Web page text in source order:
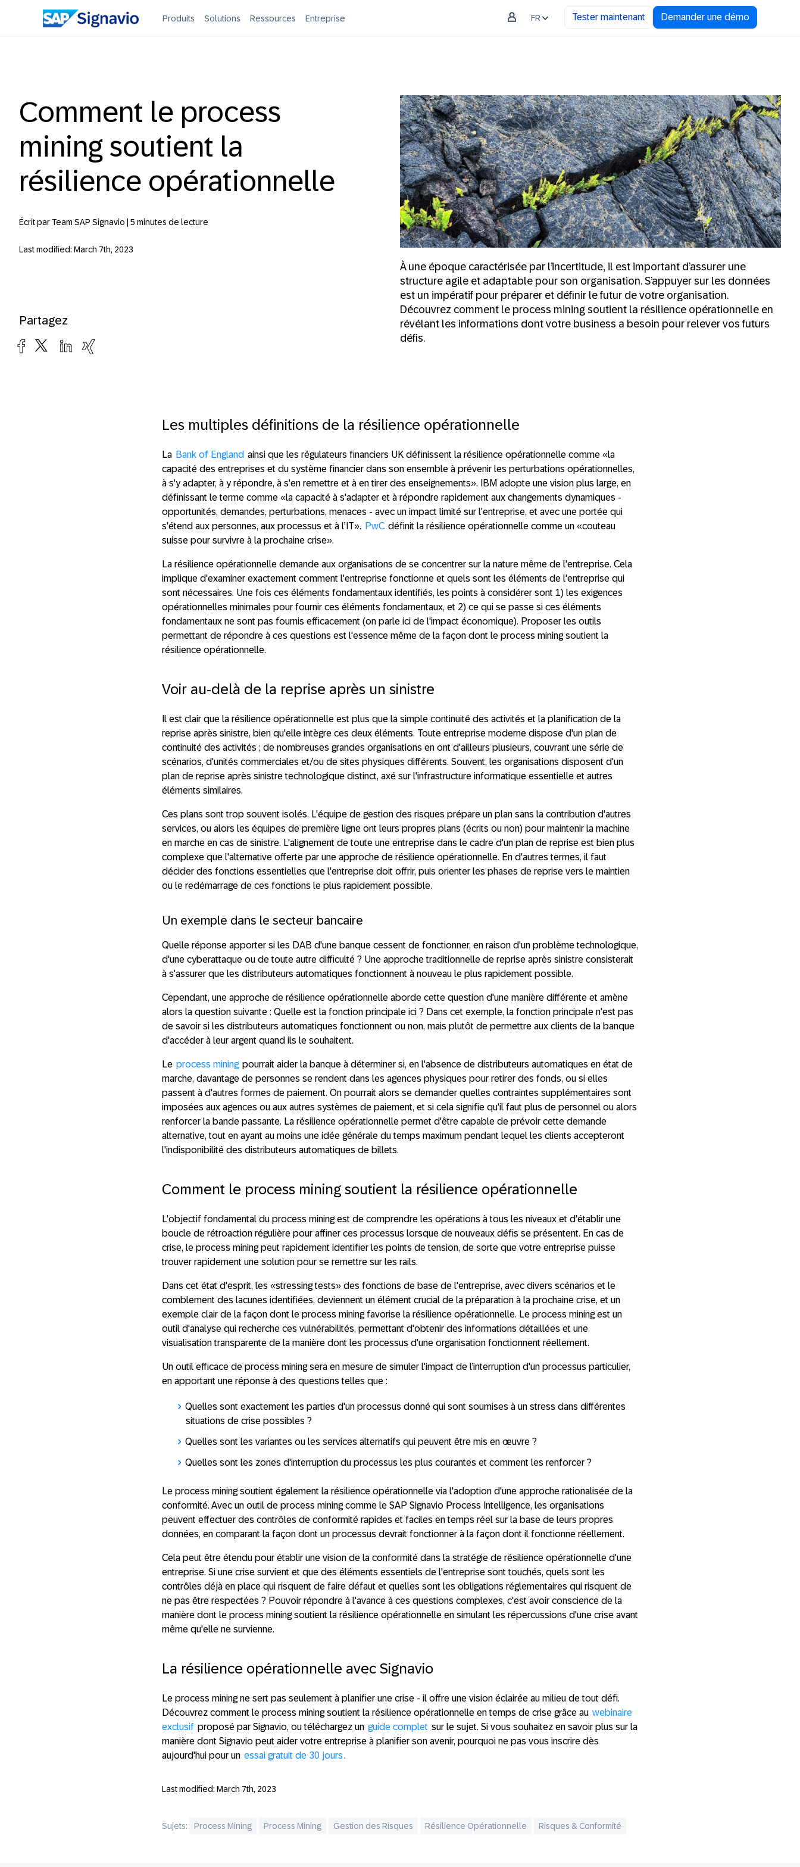
Produits Solutions Ressources Entreprise FR Tester maintenant Demander une démo
Comment le process
mining soutient la
résilience opérationnelle
Écrit par Team SAP Signavio | 5 minutes de lecture
Last modified: March 7th, 2023
Partagez
À une époque caractérisée par l’incertitude, il est important d’assurer une
structure agile et adaptable pour son organisation. S’appuyer sur les données
est un impératif pour préparer et définir le futur de votre organisation.
Découvrez comment le process mining soutient la résilience opérationnelle en
révélant les informations dont votre business a besoin pour relever vos futurs
défis.
Les multiples définitions de la résilience opérationnelle
La Bank of England ainsi que les régulateurs financiers UK définissent la résilience opérationnelle comme «la
capacité des entreprises et du système financier dans son ensemble à prévenir les perturbations opérationnelles,
à s'y adapter, à y répondre, à s'en remettre et à en tirer des enseignements». IBM adopte une vision plus large, en
définissant le terme comme «la capacité à s'adapter et à répondre rapidement aux changements dynamiques -
opportunités, demandes, perturbations, menaces - avec un impact limité sur l'entreprise, et avec une portée qui
s'étend aux personnes, aux processus et à l’IT». PwC définit la résilience opérationnelle comme un «couteau
suisse pour survivre à la prochaine crise».
La résilience opérationnelle demande aux organisations de se concentrer sur la nature même de l'entreprise. Cela
implique d'examiner exactement comment l'entreprise fonctionne et quels sont les éléments de l'entreprise qui
sont nécessaires. Une fois ces éléments fondamentaux identifiés, les points à considérer sont 1) les exigences
opérationnelles minimales pour fournir ces éléments fondamentaux, et 2) ce qui se passe si ces éléments
fondamentaux ne sont pas fournis efficacement (on parle ici de l'impact économique). Proposer les outils
permettant de répondre à ces questions est l'essence même de la façon dont le process mining soutient la
résilience opérationnelle.
Voir au-delà de la reprise après un sinistre
Il est clair que la résilience opérationnelle est plus que la simple continuité des activités et la planification de la
reprise après sinistre, bien qu'elle intègre ces deux éléments. Toute entreprise moderne dispose d'un plan de
continuité des activités ; de nombreuses grandes organisations en ont d'ailleurs plusieurs, couvrant une série de
scénarios, d'unités commerciales et/ou de sites physiques différents. Souvent, les organisations disposent d'un
plan de reprise après sinistre technologique distinct, axé sur l'infrastructure informatique essentielle et autres
éléments similaires.
Ces plans sont trop souvent isolés. L'équipe de gestion des risques prépare un plan sans la contribution d'autres
services, ou alors les équipes de première ligne ont leurs propres plans (écrits ou non) pour maintenir la machine
en marche en cas de sinistre. L'alignement de toute une entreprise dans le cadre d'un plan de reprise est bien plus
complexe que l'alternative offerte par une approche de résilience opérationnelle. En d'autres termes, il faut
décider des fonctions essentielles que l'entreprise doit offrir, puis orienter les phases de reprise vers le maintien
ou le redémarrage de ces fonctions le plus rapidement possible.
Un exemple dans le secteur bancaire
Quelle réponse apporter si les DAB d'une banque cessent de fonctionner, en raison d'un problème technologique,
d'une cyberattaque ou de toute autre difficulté ? Une approche traditionnelle de reprise après sinistre consisterait
à s'assurer que les distributeurs automatiques fonctionnent à nouveau le plus rapidement possible.
Cependant, une approche de résilience opérationnelle aborde cette question d'une manière différente et amène
alors la question suivante : Quelle est la fonction principale ici ? Dans cet exemple, la fonction principale n'est pas
de savoir si les distributeurs automatiques fonctionnent ou non, mais plutôt de permettre aux clients de la banque
d'accéder à leur argent quand ils le souhaitent.
Le process mining pourrait aider la banque à déterminer si, en l'absence de distributeurs automatiques en état de
marche, davantage de personnes se rendent dans les agences physiques pour retirer des fonds, ou si elles
passent à d'autres formes de paiement. On pourrait alors se demander quelles contraintes supplémentaires sont
imposées aux agences ou aux autres systèmes de paiement, et si cela signifie qu'il faut plus de personnel ou alors
renforcer la bande passante. La résilience opérationnelle permet d'être capable de prévoir cette demande
alternative, tout en ayant au moins une idée générale du temps maximum pendant lequel les clients accepteront
l'indisponibilité des distributeurs automatiques de billets.
Comment le process mining soutient la résilience opérationnelle
L'objectif fondamental du process mining est de comprendre les opérations à tous les niveaux et d'établir une
boucle de rétroaction régulière pour affiner ces processus lorsque de nouveaux défis se présentent. En cas de
crise, le process mining peut rapidement identifier les points de tension, de sorte que votre entreprise puisse
trouver rapidement une solution pour se remettre sur les rails.
Dans cet état d'esprit, les «stressing tests» des fonctions de base de l'entreprise, avec divers scénarios et le
comblement des lacunes identifiées, deviennent un élément crucial de la préparation à la prochaine crise, et un
exemple clair de la façon dont le process mining favorise la résilience opérationnelle. Le process mining est un
outil d'analyse qui recherche ces vulnérabilités, permettant d'obtenir des informations détaillées et une
visualisation transparente de la manière dont les processus d'une organisation fonctionnent réellement.
Un outil efficace de process mining sera en mesure de simuler l'impact de l’interruption d'un processus particulier,
en apportant une réponse à des questions telles que :
Quelles sont exactement les parties d'un processus donné qui sont soumises à un stress dans différentes
situations de crise possibles ?
Quelles sont les variantes ou les services alternatifs qui peuvent être mis en œuvre ?
Quelles sont les zones d'interruption du processus les plus courantes et comment les renforcer ?
Le process mining soutient également la résilience opérationnelle via l'adoption d'une approche rationalisée de la
conformité. Avec un outil de process mining comme le SAP Signavio Process Intelligence, les organisations
peuvent effectuer des contrôles de conformité rapides et faciles en temps réel sur la base de leurs propres
données, en comparant la façon dont un processus devrait fonctionner à la façon dont il fonctionne réellement.
Cela peut être étendu pour établir une vision de la conformité dans la stratégie de résilience opérationnelle d'une
entreprise. Si une crise survient et que des éléments essentiels de l'entreprise sont touchés, quels sont les
contrôles déjà en place qui risquent de faire défaut et quelles sont les obligations réglementaires qui risquent de
ne pas être respectées ? Pouvoir répondre à l'avance à ces questions complexes, c'est avoir conscience de la
manière dont le process mining soutient la résilience opérationnelle en simulant les répercussions d'une crise avant
même qu'elle ne survienne.
La résilience opérationnelle avec Signavio
Le process mining ne sert pas seulement à planifier une crise - il offre une vision éclairée au milieu de tout défi.
Découvrez comment le process mining soutient la résilience opérationnelle en temps de crise grâce au webinaire
exclusif proposé par Signavio, ou téléchargez un guide complet sur le sujet. Si vous souhaitez en savoir plus sur la
manière dont Signavio peut aider votre entreprise à planifier son avenir, pourquoi ne pas vous inscrire dès
aujourd'hui pour un essai gratuit de 30 jours.
Last modified: March 7th, 2023
Sujets: Process Mining Process Mining Gestion des Risques Résilience Opérationnelle Risques & Conformité